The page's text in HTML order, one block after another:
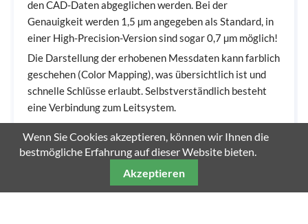
den CAD-Daten abgeglichen werden. Bei der
Genauigkeit werden 1,5 µm angegeben als Standard, in
einer High-Precision-Version sind sogar 0,7 µm möglich!
Die Darstellung der erhobenen Messdaten kann farblich
geschehen (Color Mapping), was übersichtlich ist und
schnelle Schlüsse erlaubt. Selbstverständlich besteht
eine Verbindung zum Leitsystem.
6 Teilen Kommentieren
Wenn Sie Cookies akzeptieren, können wir Ihnen die
bestmögliche Erfahrung auf dieser Website bieten.
Akzeptieren